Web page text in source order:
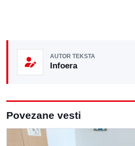
AUTOR TEKSTA
Infoera
Povezane vesti